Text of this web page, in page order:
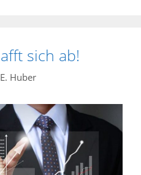
sich ab!
Huber